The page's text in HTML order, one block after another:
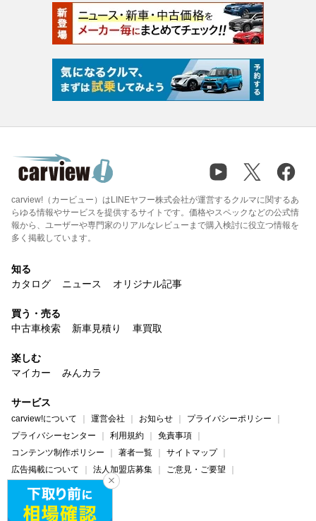
carview!（カービュー）はLINEヤフー株式会社が運営するクルマに関するあ
らゆる情報やサービスを提供するサイトです。価格やスペックなどの公式情
報から、ユーザーや専門家のリアルなレビューまで購入検討に役立つ情報を
多く掲載しています。
知る
カタログ
ニュース オリジナル記事
買う・売る
中古車検索
新車見積り 車買取
楽しむ
マイカー
みんカラ
サービス
carview!について 運営会社 お知らせ
プライバシーポリシー
プライバシーセンター
利用規約
免責事項
コンテンツ制作ポリシー
著者一覧
サイトマップ
広告掲載について
法人加盟店募集
ご意見・ご要望
ヘルプ・お問い合わせ